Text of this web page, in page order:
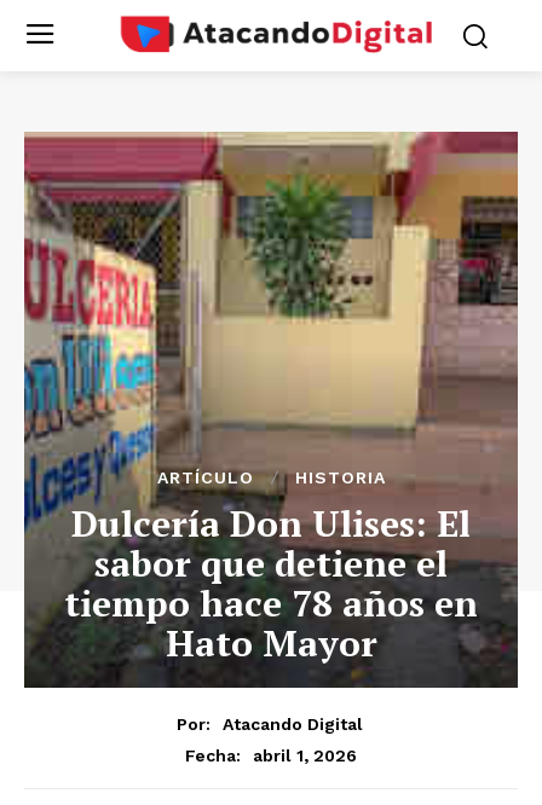
ARTÍCULO HISTORIA
Dulcería Don Ulises: El
sabor que detiene el
tiempo hace 78 años en
Hato Mayor
Por:
Atacando Digital
Fecha:
abril 1, 2026